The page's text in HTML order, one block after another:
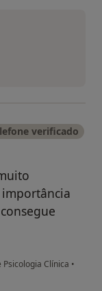
verificado
Psicologia Clínica •